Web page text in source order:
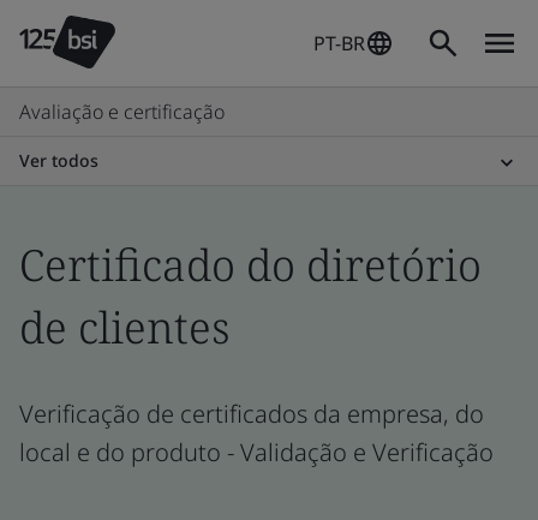
PT-BR
Avaliação e certificação
Ver todos
Certificado do diretório
de clientes
Verificação de certificados da empresa, do
local e do produto - Validação e Verificação